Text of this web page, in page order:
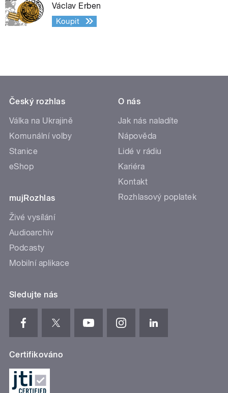
Václav Erben
Koupit
Český rozhlas
Válka na Ukrajině
Komunální volby
Stanice
eShop
mujRozhlas
Živé vysílání
Audioarchiv
Podcasty
Mobilní aplikace
O nás
Jak nás naladíte
Nápověda
Lidé v rádiu
Kariéra
Kontakt
Rozhlasový poplatek
Sledujte nás
Certifikováno